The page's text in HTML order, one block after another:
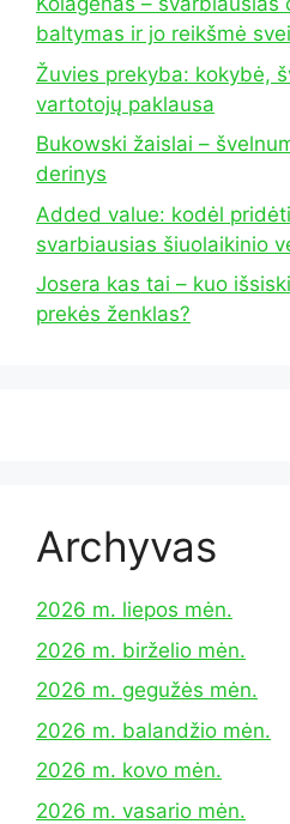
baltymas ir jo reikšmė
Žuvies prekyba: kokybė,
vartotojų paklausa
Bukowski žaislai –
derinys
Added value: kodėl
svarbiausias šiuolaikinio
Josera kas tai – kuo
prekės ženklas?
Archyvas
2026 m. liepos mėn.
2026 m. birželio mėn.
2026 m. gegužės mėn.
2026 m. balandžio mėn.
2026 m. kovo mėn.
2026 m. vasario mėn.